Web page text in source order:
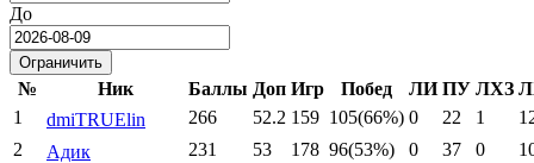
До
Date
№ Ник Баллы Доп Игр Побед ЛИ ПУ ЛХЗ
1
dmiTRUElin 266 52.2 159 105(66%) 0 22 1
2
Адик 231 53 178 96(53%) 0 37 0